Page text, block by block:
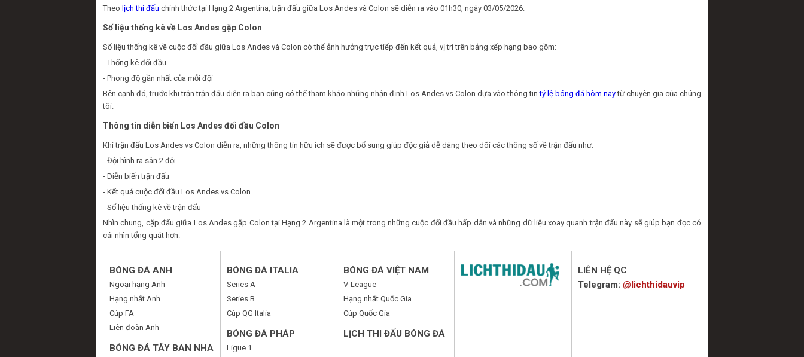
Theo lịch thi đấu chính thức tại Hạng 2 Argentina, trận đấu giữa Los Andes và Colon sẽ diễn ra vào 01h30, ngày 03/05/2026.
Số liệu thống kê về Los Andes gặp Colon
Số liệu thống kê về cuộc đối đầu giữa Los Andes và Colon có thể ảnh hưởng trực tiếp đến kết quả, vị trí trên bảng xếp hạng bao gồm:
- Thống kê đối đầu
- Phong độ gần nhất của mỗi đội
Bên cạnh đó, trước khi trận trận đấu diễn ra bạn cũng có thể tham khảo những nhận định Los Andes vs Colon dựa vào thông tintỷ lệ bóng đá hôm naytừ chuyên gia của chúng
tôi.
Thông tin diễn biến Los Andes đối đầu Colon
Khi trận đấu Los Andes vs Colon diễn ra, những thông tin hữu ích sẽ được bổ sung giúp độc giả dễ dàng theo dõi các thông số về trận đấu như:
- Đội hình ra sân 2 đội
- Diễn biến trận đấu
- Kết quả cuộc đối đầu Los Andes vs Colon
- Số liệu thống kê về trận đấu
Nhìn chung, cặp đấu giữa Los Andes gặp Colon tại Hạng 2 Argentina là một trong những cuộc đối đầu hấp dẫn và những dữ liệu xoay quanh trận đấu này sẽ giúp bạn đọc có
cái nhìn tổng quát hơn.
BÓNG ĐÁ ANH
Ngoại hạng Anh
Hạng nhất Anh
Cúp FA
Liên đoàn Anh
BÓNG ĐÁ TÂY BAN NHA
BÓNG ĐÁ ITALIA
Series A
Series B
Cúp QG Italia
BÓNG ĐÁ PHÁP
Ligue 1
BÓNG ĐÁ VIỆT NAM
V-League
Hạng nhất Quốc Gia
Cúp Quốc Gia
LỊCH THI ĐẤU BÓNG ĐÁ
LIÊN HỆ QC
Telegram: @lichthidauvip